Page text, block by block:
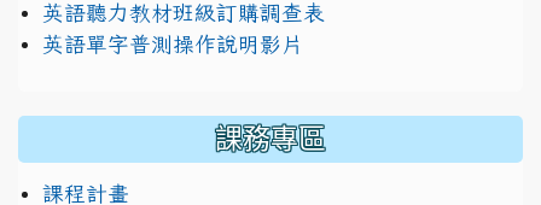
英語聽力教材班級訂購調查表
英語單字普測操作說明影片
課務專區
課程計畫